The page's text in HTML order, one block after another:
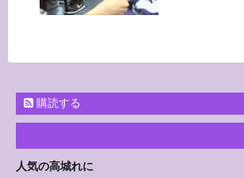
購読する
人気の高城れに